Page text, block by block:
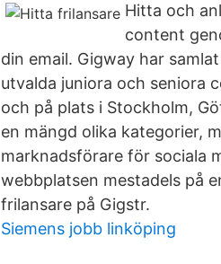
Hitta och
content
din email. Gigway har
utvalda juniora och seniora
och på plats i Stockholm,
en mängd olika kategorier,
marknadsförare för sociala
webbplatsen mestadels på
frilansare på Gigstr.
Siemens jobb linköping